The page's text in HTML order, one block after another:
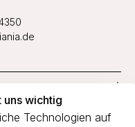
uns wichtig
Technologien auf